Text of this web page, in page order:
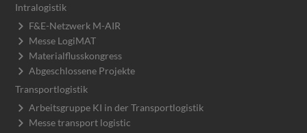
Intralogistik
F&E-Netzwerk M-AIR
Messe LogiMAT
Materialflusskongress
Abgeschlossene Projekte
Transportlogistik
Arbeitsgruppe KI in der Transportlogistik
Messe transport logistic